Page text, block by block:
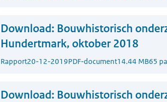
Download: Bouwhistorisch
Hundertmark, oktober 2018
Rapport20-12-2019PDF-document14.44 MB65
Download: Bouwhistorisch